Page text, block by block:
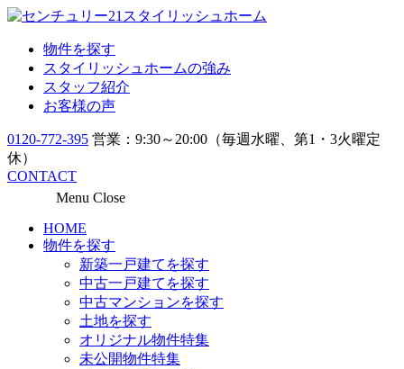
物件を探す
スタイリッシュホームの強み
スタッフ紹介
お客様の声
0120-772-395 営業：9:30～20:00（毎週水曜、第1・3火曜定
休）
CONTACT
Menu Close
HOME
物件を探す
新築一戸建てを探す
中古一戸建てを探す
中古マンションを探す
土地を探す
オリジナル物件特集
未公開物件特集